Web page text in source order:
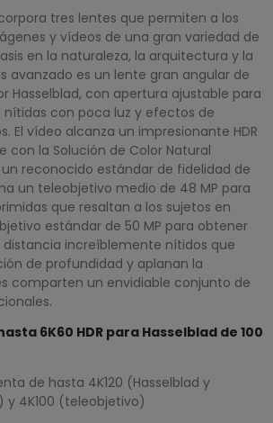
tres lentes que permiten a los
y vídeos de una gran variedad de
en la naturaleza, la arquitectura y la
avanzado es un lente gran angular de
Hasselblad, con apertura ajustable para
con poca luz y efectos de
El vídeo alcanza un impresionante HDR
con la Solución de Color Natural
un reconocido estándar de fidelidad de
un teleobjetivo medio de 48 MP para
que resaltan a los sujetos en
estándar de 50 MP para obtener
distancia increíblemente nítidos que
de profundidad y aplanan la
comparten un envidiable conjunto de
6K60 HDR para Hasselblad de 100
de hasta 4K120 (Hasselblad y
4K100 (teleobjetivo)